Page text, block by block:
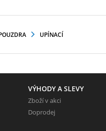
UPÍNACÍ
VÝHODY A SLEVY
Zboží v akci
Doprodej